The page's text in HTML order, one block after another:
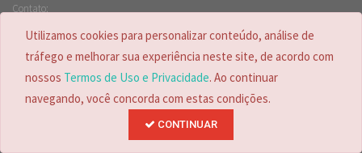
Contato:
(47) 99728-4635
© Copyright 2026.Desenvolvido por
Utilizamos cookies para personalizar conteúdo, análise de
tráfego e melhorar sua experiência neste site, de acordo com
nossos Termos de Uso e Privacidade. Ao continuar
navegando, você concorda com estas condições.
CONTINUAR